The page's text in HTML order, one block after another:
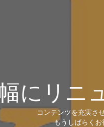
にリニ
コンテンツを充実さ
もうしばらく